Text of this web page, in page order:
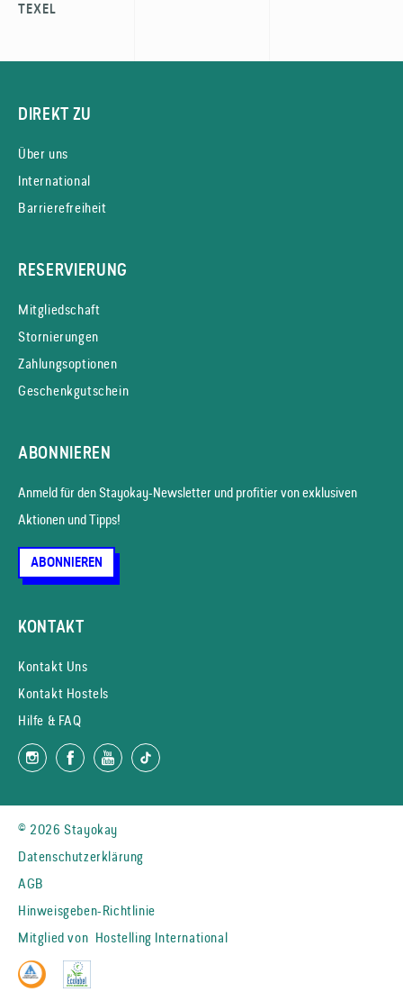
TEXEL
DIREKT ZU
Über uns
International
Barrierefreiheit
RESERVIERUNG
Mitgliedschaft
Stornierungen
Zahlungsoptionen
Geschenkgutschein
ABONNIEREN
Anmeld für den Stayokay-News­letter und profitier von exklusiven
Aktionen und Tipps!
ABONNIEREN
KONTAKT
Kontakt Uns
Kontakt Hostels
Hilfe & FAQ
© 2026 Stayokay
Datenschutzerklärung
AGB
Hinweisgeben-Richtlinie
Mitglied von Hostelling International